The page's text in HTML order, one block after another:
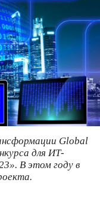
Global
для ИТ-
В этом году в